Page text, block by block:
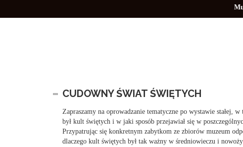
CUDOWNY ŚWIAT ŚWIĘTYCH
Zapraszamy na oprowadzanie tematyczne po wystawie stałej,
był kult świętych i w jaki sposób przejawiał się w
Przypatrując się konkretnym zabytkom ze zbiorów muzeum
dlaczego kult świętych był tak ważny w średniowieczu i